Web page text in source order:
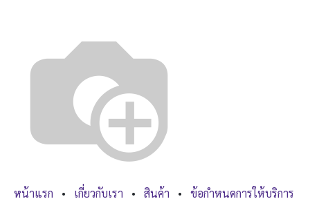
หน้าแรก • เกี่ยวกับเรา • สินค้า • ข้อกำหนดการให้บริการ